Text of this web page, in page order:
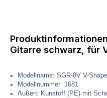
Gitarre schwarz, für
Modellname: SGR-8V V-
Modellnummer: 1681
Außen: Kunstoff (PE) mit